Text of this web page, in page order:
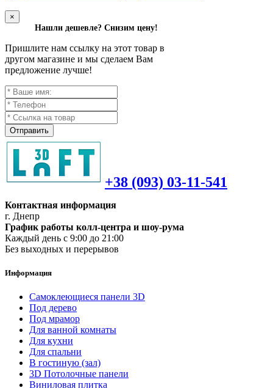
×
Нашли дешевле? Снизим цену!
Пришлите нам ссылку на этот товар в
другом магазине и мы сделаем Вам
предложение лучше!
Отправить
+38 (093) 03-11-541
Контактная информация
г. Днепр
График работы колл-центра и шоу-рума
Каждый день с 9:00 до 21:00
Без выходных и перерывов
Информация
Самоклеющиеся панели 3D
Под дерево
Под мрамор
Для ванной комнаты
Для кухни
Для спальни
В гостиную (зал)
3D Потолочные панели
Виниловая плитка